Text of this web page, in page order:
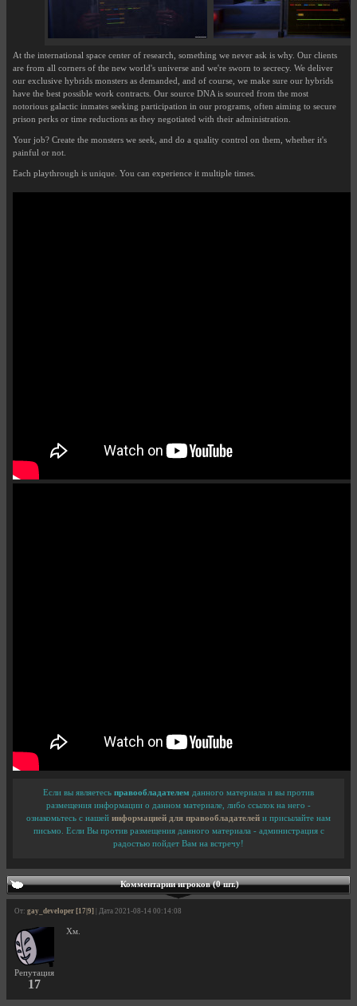
At the international space center of research, something we never ask is why. Our clients
are from all corners of the new world's universe and we're sworn to secrecy. We deliver
our exclusive hybrids monsters as demanded, and of course, we make sure our hybrids
have the best possible work contracts. Our source DNA is sourced from the most
notorious galactic inmates seeking participation in our programs, often aiming to secure
prison perks or time reductions as they negotiated with their administration.
Your job? Create the monsters we seek, and do a quality control on them, whether it's
painful or not.
Each playthrough is unique. You can experience it multiple times.
Если вы являетесь правообладателем данного материала и вы против
размещения информации о данном материале, либо ссылок на него -
ознакомьтесь с нашей информацией для правообладателей и присылайте нам
письмо. Если Вы против размещения данного материала - администрация с
радостью пойдет Вам на встречу!
Комментарии игроков (0 шт.)
От: gay_developer [17|9] | Дата 2021-08-14 00:14:08
Репутация
17
Хм.